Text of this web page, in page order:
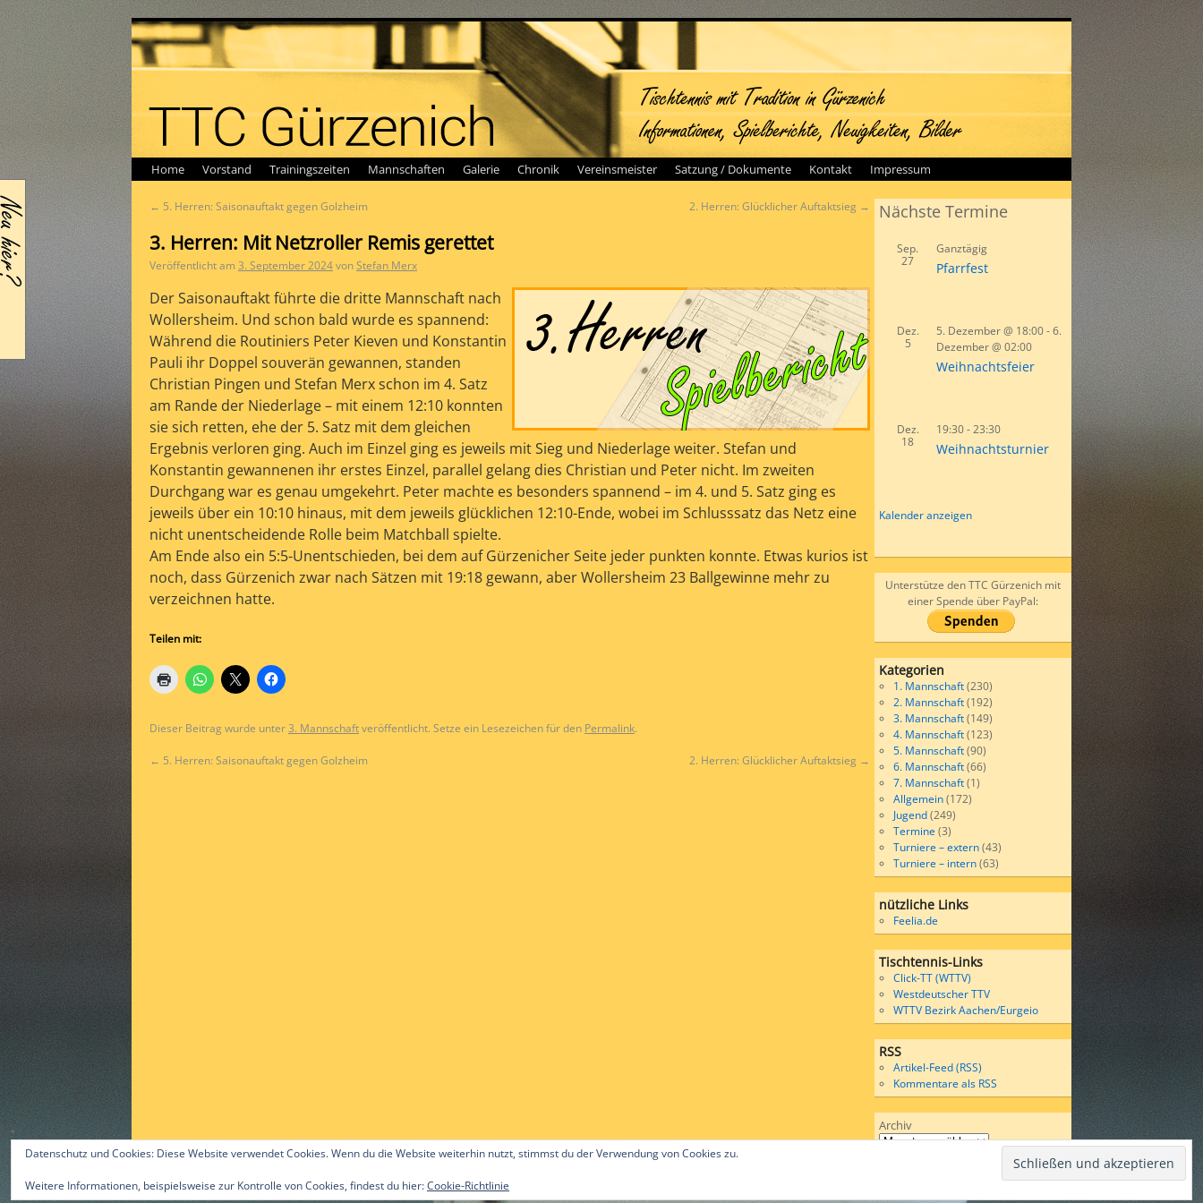
Home Vorstand Trainingszeiten Mannschaften Galerie Chronik Vereinsmeister Satzung / Dokumente Kontakt Impressum
← 5. Herren: Saisonauftakt gegen Golzheim 2. Herren: Glücklicher Auftaktsieg →
3. Herren: Mit Netzroller Remis gerettet
Veröffentlicht am 3. September 2024vonStefan Merx
Der Saisonauftakt führte die dritte Mannschaft nach
Wollersheim. Und schon bald wurde es spannend:
Während die Routiniers Peter Kieven und Konstantin
Pauli ihr Doppel souverän gewannen, standen
Christian Pingen und Stefan Merx schon im 4. Satz
am Rande der Niederlage – mit einem 12:10 konnten
sie sich retten, ehe der 5. Satz mit dem gleichen
Ergebnis verloren ging. Auch im Einzel ging es jeweils mit Sieg und Niederlage weiter. Stefan und
Konstantin gewannenen ihr erstes Einzel, parallel gelang dies Christian und Peter nicht. Im zweiten
Durchgang war es genau umgekehrt. Peter machte es besonders spannend – im 4. und 5. Satz ging es
jeweils über ein 10:10 hinaus, mit dem jeweils glücklichen 12:10-Ende, wobei im Schlusssatz das Netz eine
nicht unentscheidende Rolle beim Matchball spielte.
Am Ende also ein 5:5-Unentschieden, bei dem auf Gürzenicher Seite jeder punkten konnte. Etwas kurios ist
noch, dass Gürzenich zwar nach Sätzen mit 19:18 gewann, aber Wollersheim 23 Ballgewinne mehr zu
verzeichnen hatte.
Teilen mit:
Dieser Beitrag wurde unter3. Mannschaftveröffentlicht. Setze ein Lesezeichen für den Permalink.
← 5. Herren: Saisonauftakt gegen Golzheim 2. Herren: Glücklicher Auftaktsieg →
Nächste Termine
Sep.
27
Ganztägig
Pfarrfest
Dez.
5
5. Dezember @ 18:00-6.
Dezember @ 02:00
Weihnachtsfeier
Dez.
18
19:30-23:30
Weihnachtsturnier
Kalender anzeigen
Unterstütze den TTC Gürzenich mit
einer Spende über PayPal:
Kategorien
1. Mannschaft(230)
2. Mannschaft(192)
3. Mannschaft(149)
4. Mannschaft(123)
5. Mannschaft(90)
6. Mannschaft(66)
7. Mannschaft(1)
Allgemein(172)
Jugend(249)
Termine(3)
Turniere – extern(43)
Turniere – intern(63)
nützliche Links
Feelia.de
Tischtennis-Links
Click-TT (WTTV)
Westdeutscher TTV
WTTV Bezirk Aachen/Eurgeio
RSS
Artikel-Feed (RSS)
Kommentare als RSS
Archiv
©2015 by Alex Gast & ttc-guerzenich.de Wordpress
Datenschutz und Cookies: Diese Website verwendet Cookies. Wenn du die Website weiterhin nutzt, stimmst du der Verwendung von Cookies zu.
Weitere Informationen, beispielsweise zur Kontrolle von Cookies, findest du hier:Cookie-Richtlinie